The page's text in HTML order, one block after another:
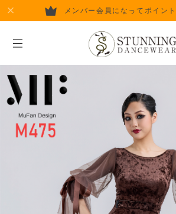
メンバー会員になってポイン